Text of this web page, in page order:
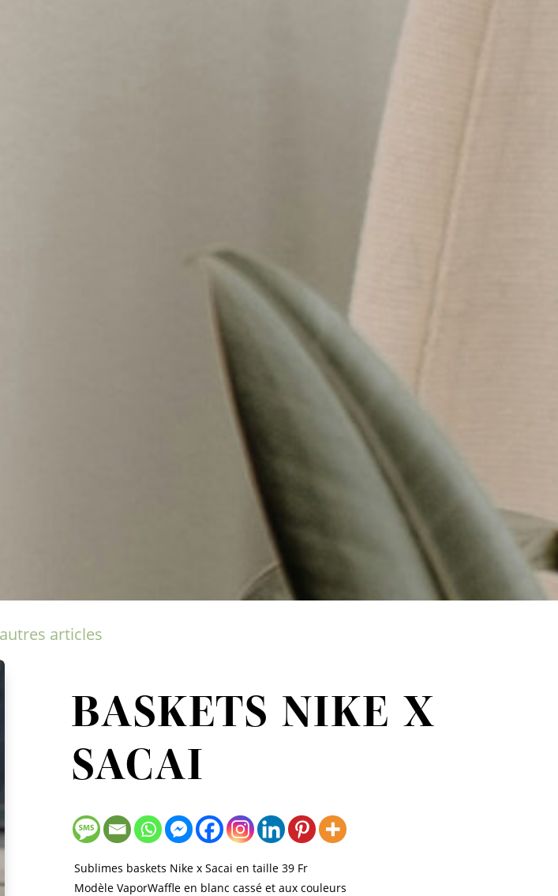
articles
BASKETS NIKE X
SACAI
Sublimes baskets Nike x Sacai en taille 39 Fr
Modèle VaporWaffle en blanc cassé et aux couleurs